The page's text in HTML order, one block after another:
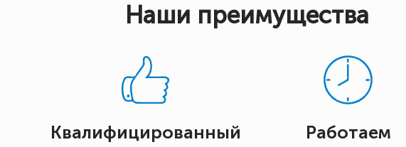
Наши преимущества
Квалифицированный
Работаем